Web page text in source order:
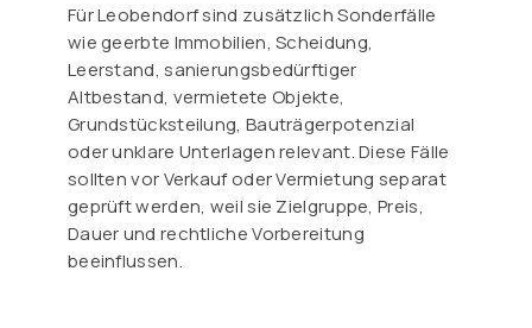
Für Leobendorf sind zusätzlich Sonderfälle
wie geerbte Immobilien, Scheidung,
Leerstand, sanierungsbedürftiger
Altbestand, vermietete Objekte,
Grundstücksteilung, Bauträgerpotenzial
oder unklare Unterlagen relevant. Diese Fälle
sollten vor Verkauf oder Vermietung separat
geprüft werden, weil sie Zielgruppe, Preis,
Dauer und rechtliche Vorbereitung
beeinflussen.